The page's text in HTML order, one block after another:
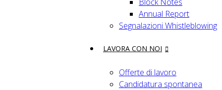
Annual Report
Segnalazioni Whistleblowing
LAVORA CON NOI
Offerte di lavoro
Candidatura spontanea